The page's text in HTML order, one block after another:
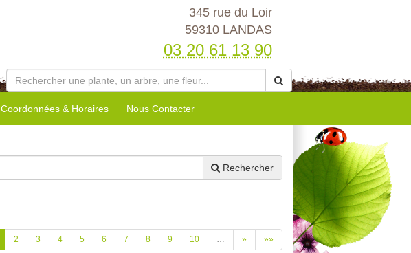
345 rue du Loir
59310 LANDAS
03 20 61 13 90
Coordonnées & Horaires Nous Contacter
Rechercher
2 3 4 5 6 7 8 9 10 … » »»